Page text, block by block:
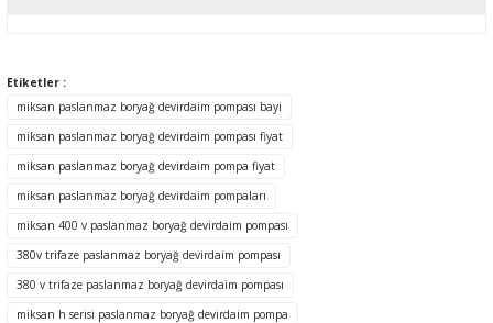
tarafımıza iletebilirsiniz.
Görüş ve önerileriniz için teşekkür ederiz.
Ürün açıklamasında eksik bilgiler bulunuyor.
Ürün bilgilerinde hatalar bulunuyor.
Ürün fiyatı diğer sitelerden daha pahalı.
Bu ürüne benzer farklı alternatifler olmalı.
Etiketler :
miksan paslanmaz boryağ devirdaim pompası bayi
miksan paslanmaz boryağ devirdaim pompası fiyat
miksan paslanmaz boryağ devirdaim pompa fiyat
miksan paslanmaz boryağ devirdaim pompaları
miksan 400 v paslanmaz boryağ devirdaim pompası
380v trifaze paslanmaz boryağ devirdaim pompası
380 v trifaze paslanmaz boryağ devirdaim pompası
miksan h serisi paslanmaz boryağ devirdaim pompa